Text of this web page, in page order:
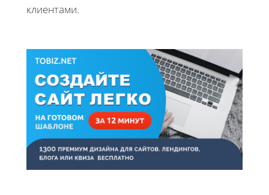
клиентами.